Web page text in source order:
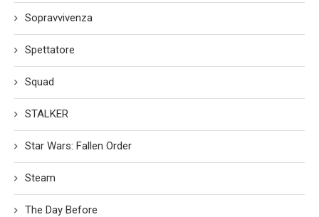
Sopravvivenza
Spettatore
Squad
STALKER
Star Wars: Fallen Order
Steam
The Day Before